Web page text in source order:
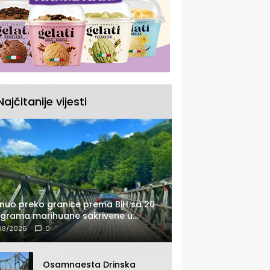
vijesti
preko granice prema BiH sa 20
marihuane sakrivene u
2026 0
Osamnaesta Drinska